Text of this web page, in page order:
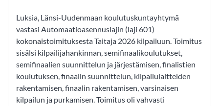
Luksia, Länsi-Uudenmaan koulutuskuntayhtymä
vastasi Automaatioasennuslajin (laji 601)
kokonaistoimituksesta Taitaja 2026 kilpailuun. Toimitus
sisälsi kilpailijahankinnan, semifinaalikoulutukset,
semifinaalien suunnittelun ja järjestämisen, finalistien
koulutuksen, finaalin suunnittelun, kilpailulaitteiden
rakentamisen, finaalin rakentamisen, varsinaisen
kilpailun ja purkamisen. Toimitus oli vahvasti